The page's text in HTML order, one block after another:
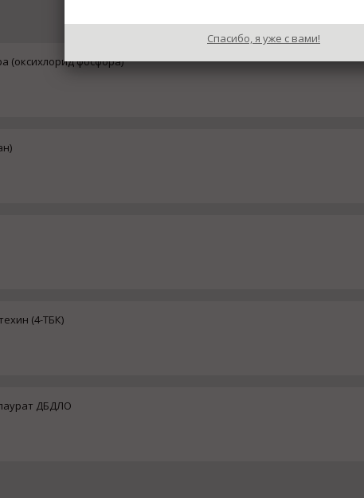
(оксихлорид фосфора)
(4-ТБК)
ДБДЛО
Спасибо, я уже с вами!